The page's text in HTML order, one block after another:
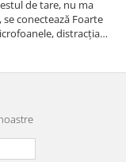
de tare, nu ma
conectează Foarte
distracția
Merita